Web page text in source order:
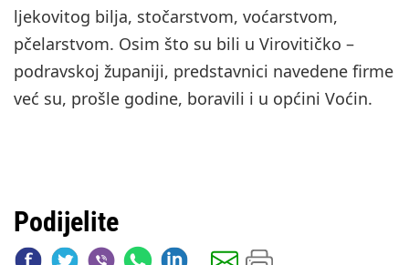
ljekovitog bilja, stočarstvom, voćarstvom,
pčelarstvom. Osim što su bili u Virovitičko –
podravskoj županiji, predstavnici navedene firme
već su, prošle godine, boravili i u općini Voćin.
Podijelite